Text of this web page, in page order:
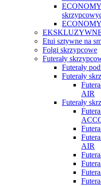
EKSKLUZYWNE
Etui sztywne na
Folgi skrzypcowe
Futerały
Futerały
Futerały
AIR
Futerały
AIR